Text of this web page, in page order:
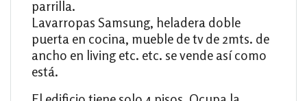
parrilla.
Lavarropas Samsung, heladera doble
puerta en cocina, mueble de tv de 2mts. de
ancho en living etc. etc. se vende así como
está.